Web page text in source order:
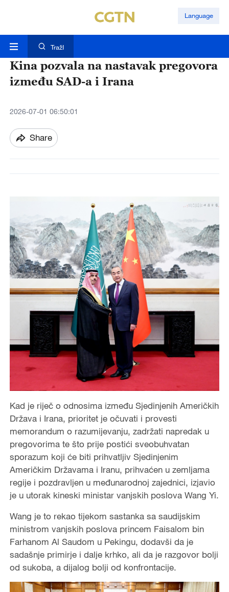
Language
TražI
Kina pozvala na nastavak pregovora
između SAD-a i Irana
2026-07-01 06:50:01
Share
Kad je riječ o odnosima između Sjedinjenih Američkih
Država i Irana, prioritet je očuvati i provesti
memorandum o razumijevanju, zadržati napredak u
pregovorima te što prije postići sveobuhvatan
sporazum koji će biti prihvatljiv Sjedinjenim
Američkim Državama i Iranu, prihvaćen u zemljama
regije i pozdravljen u međunarodnoj zajednici, izjavio
je u utorak kineski ministar vanjskih poslova Wang Yi.
Wang je to rekao tijekom sastanka sa saudijskim
ministrom vanjskih poslova princem Faisalom bin
Farhanom Al Saudom u Pekingu, dodavši da je
sadašnje primirje i dalje krhko, ali da je razgovor bolji
od sukoba, a dijalog bolji od konfrontacije.